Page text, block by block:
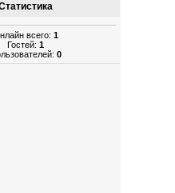
всего:1
Гостей:1
0